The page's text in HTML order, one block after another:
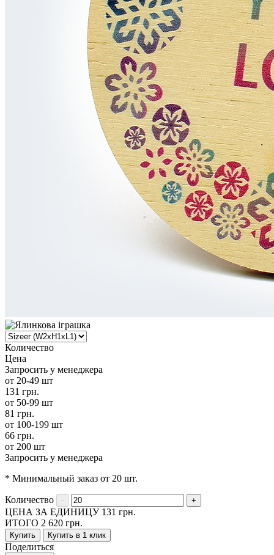
Количество
Цена
Запросить у менеджера
от 20-49 шт
131 грн.
от 50-99 шт
81 грн.
от 100-199 шт
66 грн.
от 200 шт
Запросить у менеджера
* Минимальный заказ от 20 шт.
Количество
ЦЕНА ЗА ЕДИНИЦУ 131 грн.
ИТОГО 2 620 грн.
Купить Купить в 1 клик
Поделиться